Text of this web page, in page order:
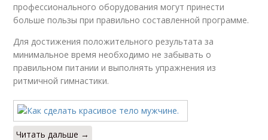
профессионального оборудования могут принести
больше пользы при правильно составленной программе.
Для достижения положительного результата за
минимальное время необходимо не забывать о
правильном питании и выполнять упражнения из
ритмичной гимнастики.
Читать дальше →